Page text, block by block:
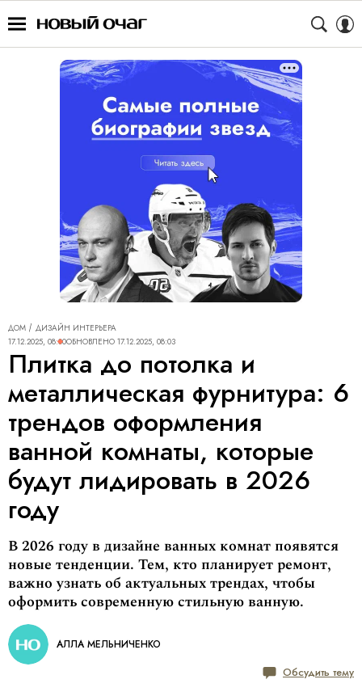
ДОМ
ДИЗАЙН ИНТЕРЬЕРА
17.12.2025, 08:00ОБНОВЛЕНО 17.12.2025, 08:03
Плитка до потолка и
металлическая фурнитура: 6
трендов оформления
ванной комнаты, которые
будут лидировать в 2026
году
В 2026 году в дизайне ванных комнат появятся
новые тенденции. Тем, кто планирует ремонт,
важно узнать об актуальных трендах, чтобы
оформить современную стильную ванную.
АЛЛА МЕЛЬНИЧЕНКО
Обсудить тему